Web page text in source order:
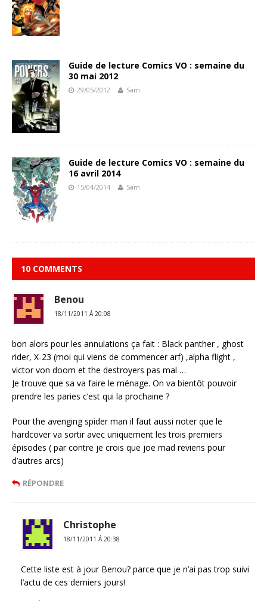
Guide de lecture Comics VO : semaine du
30 mai 2012
29/05/2012 Sam
Guide de lecture Comics VO : semaine du
16 avril 2014
15/04/2014 Sam
10 COMMENTS
Benou
18/11/2011 Á 20:08
bon alors pour les annulations ça fait : Black panther , ghost
rider, X-23 (moi qui viens de commencer arf) ,alpha flight ,
victor von doom et the destroyers pas mal …
Je trouve que sa va faire le ménage. On va bientôt pouvoir
prendre les paries c’est qui la prochaine ?
Pour the avenging spider man il faut aussi noter que le
hardcover va sortir avec uniquement les trois premiers
épisodes ( par contre je crois que joe mad reviens pour
d’autres arcs)
RÉPONDRE
Christophe
18/11/2011 Á 20:38
Cette liste est à jour Benou? parce que je n’ai pas trop suivi
l’actu de ces derniers jours!